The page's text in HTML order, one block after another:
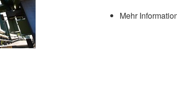
Mehr